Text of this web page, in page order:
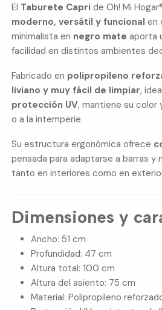
El Taburete Capri de Oh! Mi
moderno, versátil y funcional en
minimalista en negro mate aporta
facilidad en distintos ambientes
Fabricado en polipropileno
liviano y muy fácil de limpiar,
protección UV, mantiene su color
o a la intemperie.
Su estructura ergonómica ofrece
pensada para adaptarse a barras
tanto en interiores como en
Dimensiones y
Ancho: 51 cm
Profundidad: 47 cm
Altura total: 100 cm
Altura del asiento: 75 cm
Material: Polipropileno